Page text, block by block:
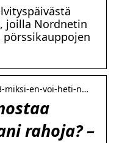
joilla Nordnetin
miksi-en-voi-heti-n…
rahoja? –